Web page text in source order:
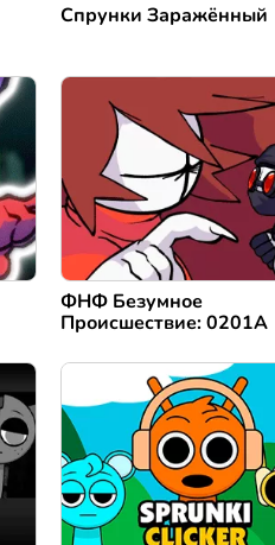
Спрунки Заражённый
ФНФ Безумное
Происшествие: 0201A